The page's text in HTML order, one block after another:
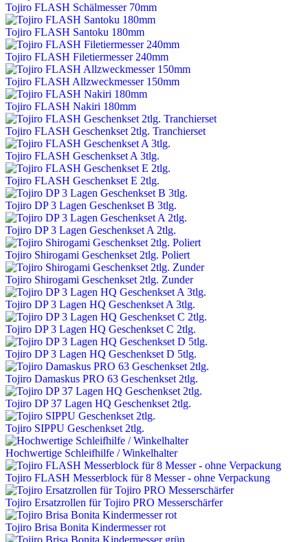
Tojiro FLASH Schälmesser 70mm
Tojiro FLASH Santoku 180mm
Tojiro FLASH Filetiermesser 240mm
Tojiro FLASH Allzweckmesser 150mm
Tojiro FLASH Nakiri 180mm
Tojiro FLASH Geschenkset 2tlg. Tranchierset
Tojiro FLASH Geschenkset A 3tlg.
Tojiro FLASH Geschenkset E 2tlg.
Tojiro DP 3 Lagen Geschenkset B 3tlg.
Tojiro DP 3 Lagen Geschenkset A 2tlg.
Tojiro Shirogami Geschenkset 2tlg. Poliert
Tojiro Shirogami Geschenkset 2tlg. Zunder
Tojiro DP 3 Lagen HQ Geschenkset A 3tlg.
Tojiro DP 3 Lagen HQ Geschenkset C 2tlg.
Tojiro DP 3 Lagen HQ Geschenkset D 5tlg.
Tojiro Damaskus PRO 63 Geschenkset 2tlg.
Tojiro DP 37 Lagen HQ Geschenkset 2tlg.
Tojiro SIPPU Geschenkset 2tlg.
Hochwertige Schleifhilfe / Winkelhalter
Tojiro FLASH Messerblock für 8 Messer - ohne Verpackung
Tojiro Ersatzrollen für Tojiro PRO Messerschärfer
Tojiro Brisa Bonita Kindermesser rot